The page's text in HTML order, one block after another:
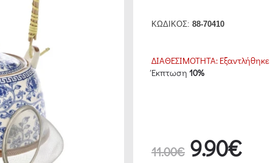
ΚΩΔΙΚΟΣ: 88-70410
ΔΙΑΘΕΣΙΜΟΤΗΤΑ: Εξαντλήθηκε
Έκπτωση 10%
11.00€ 9.90€